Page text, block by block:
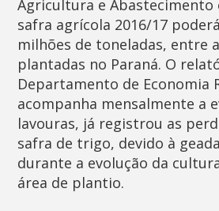
Agricultura e Abastecimento
safra agrícola 2016/17
milhões de toneladas, entre
plantadas no Paraná. O
Departamento de Economia
acompanha mensalmente a
lavouras, já registrou as
safra de trigo, devido à
durante a evolução da
área de plantio.